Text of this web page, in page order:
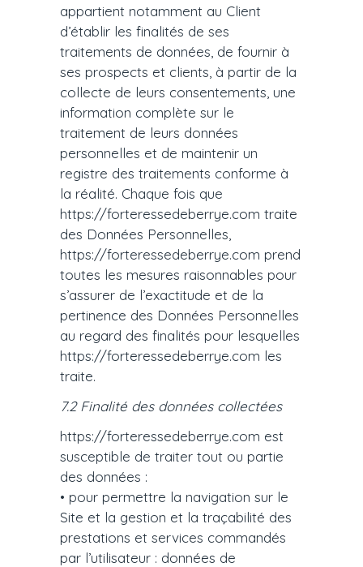
appartient notamment au Client
d’établir les finalités de ses
traitements de données, de fournir à
ses prospects et clients, à partir de la
collecte de leurs consentements, une
information complète sur le
traitement de leurs données
personnelles et de maintenir un
registre des traitements conforme à
la réalité. Chaque fois que
https://forteressedeberrye.com traite
des Données Personnelles,
https://forteressedeberrye.com prend
toutes les mesures raisonnables pour
s’assurer de l’exactitude et de la
pertinence des Données Personnelles
au regard des finalités pour lesquelles
https://forteressedeberrye.com les
traite.
7.2 Finalité des données collectées
https://forteressedeberrye.com est
susceptible de traiter tout ou partie
des données :
• pour permettre la navigation sur le
Site et la gestion et la traçabilité des
prestations et services commandés
par l’utilisateur : données de